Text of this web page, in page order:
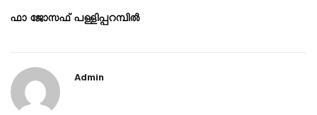
ഫാ ജോസഫ് പള്ളിപ്പറമ്പിൽ
Admin